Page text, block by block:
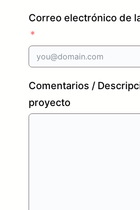
Correo electrónico de
Comentarios /
proyecto